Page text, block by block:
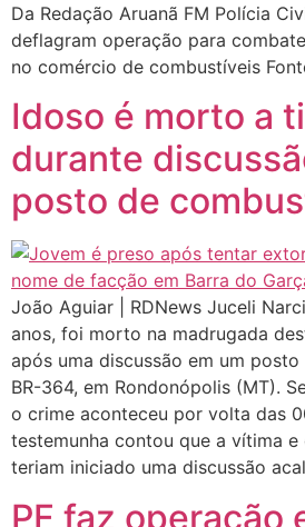
Da Redação Aruanã FM Polícia
deflagram operação para
no comércio de combustíveis
Idoso é morto a
durante
posto de
João Aguiar | RDNews Juceli
anos, foi morto na madrugada
após uma discussão em um
BR-364, em Rondonópolis (MT).
o crime aconteceu por volta das
testemunha contou que a vítima
teriam iniciado uma discussão
PF faz operação